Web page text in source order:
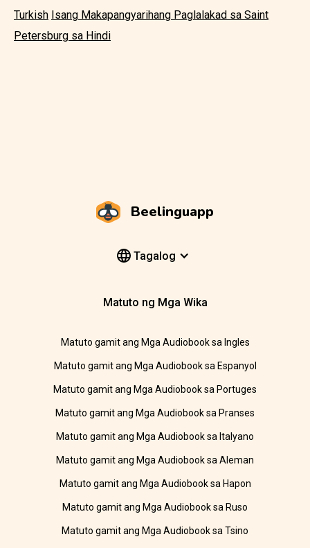
Turkish Isang Makapangyarihang Paglalakad sa Saint
Petersburg sa Hindi
Beelinguapp
Tagalog
Matuto ng Mga Wika
Matuto gamit ang Mga Audiobook sa Ingles
Matuto gamit ang Mga Audiobook sa Espanyol
Matuto gamit ang Mga Audiobook sa Portuges
Matuto gamit ang Mga Audiobook sa Pranses
Matuto gamit ang Mga Audiobook sa Italyano
Matuto gamit ang Mga Audiobook sa Aleman
Matuto gamit ang Mga Audiobook sa Hapon
Matuto gamit ang Mga Audiobook sa Ruso
Matuto gamit ang Mga Audiobook sa Tsino